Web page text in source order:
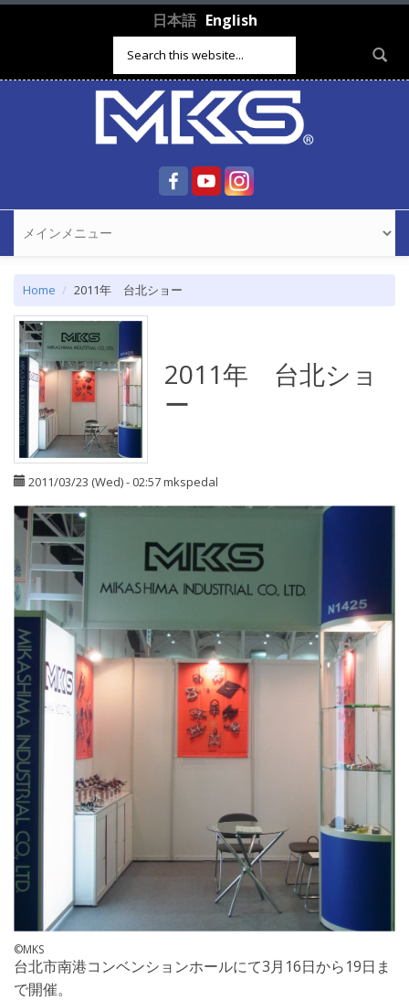
Skip to main content 日本語 English
Search form
Home 2011年 台北ショー
2011年 台北ショ
ー
2011/03/23 (Wed) - 02:57mkspedal
©MKS
台北市南港コンベンションホールにて3月16日から19日ま
で開催。